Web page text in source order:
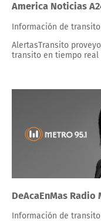
America Noticias
Información de transito
AlertasTransito
transito en tiempo
DeAcaEnMas Radio
Información de transito